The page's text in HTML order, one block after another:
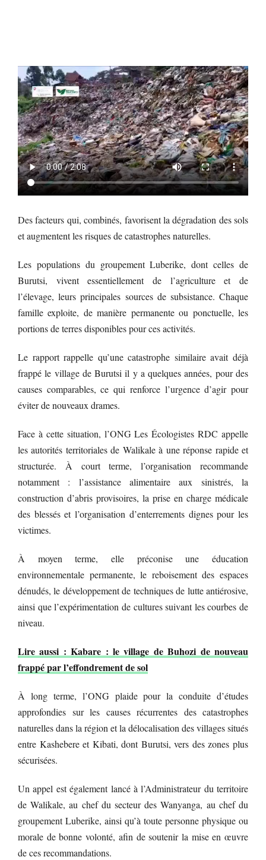
Des facteurs qui, combinés, favorisent la dégradation des sols
et augmentent les risques de catastrophes naturelles.
Les populations du groupement Luberike, dont celles de
Burutsi, vivent essentiellement de l’agriculture et de
l’élevage, leurs principales sources de subsistance. Chaque
famille exploite, de manière permanente ou ponctuelle, les
portions de terres disponibles pour ces activités.
Le rapport rappelle qu’une catastrophe similaire avait déjà
frappé le village de Burutsi il y a quelques années, pour des
causes comparables, ce qui renforce l’urgence d’agir pour
éviter de nouveaux drames.
Face à cette situation, l’ONG Les Écologistes RDC appelle
les autorités territoriales de Walikale à une réponse rapide et
structurée. À court terme, l’organisation recommande
notamment : l’assistance alimentaire aux sinistrés, la
construction d’abris provisoires, la prise en charge médicale
des blessés et l’organisation d’enterrements dignes pour les
victimes.
À moyen terme, elle préconise une éducation
environnementale permanente, le reboisement des espaces
dénudés, le développement de techniques de lutte antiérosive,
ainsi que l’expérimentation de cultures suivant les courbes de
niveau.
Lire aussi : Kabare : le village de Buhozi de nouveau
frappé par l’effondrement de sol
À long terme, l’ONG plaide pour la conduite d’études
approfondies sur les causes récurrentes des catastrophes
naturelles dans la région et la délocalisation des villages situés
entre Kashebere et Kibati, dont Burutsi, vers des zones plus
sécurisées.
Un appel est également lancé à l’Administrateur du territoire
de Walikale, au chef du secteur des Wanyanga, au chef du
groupement Luberike, ainsi qu’à toute personne physique ou
morale de bonne volonté, afin de soutenir la mise en œuvre
de ces recommandations.